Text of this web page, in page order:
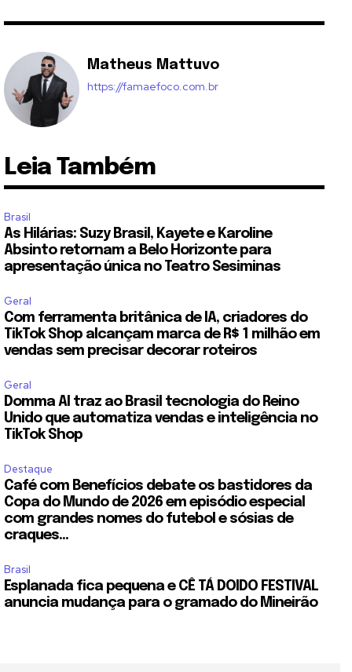
Matheus Mattuvo
https://famaefoco.com.br
Leia Também
Brasil
As Hilárias: Suzy Brasil, Kayete e Karoline
Absinto retornam a Belo Horizonte para
apresentação única no Teatro Sesiminas
Geral
Com ferramenta britânica de IA, criadores do
TikTok Shop alcançam marca de R$ 1 milhão em
vendas sem precisar decorar roteiros
Geral
Domma AI traz ao Brasil tecnologia do Reino
Unido que automatiza vendas e inteligência no
TikTok Shop
Destaque
Café com Benefícios debate os bastidores da
Copa do Mundo de 2026 em episódio especial
com grandes nomes do futebol e sósias de
craques...
Brasil
Esplanada fica pequena e CÊ TÁ DOIDO FESTIVAL
anuncia mudança para o gramado do Mineirão